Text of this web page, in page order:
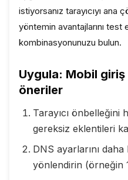
istiyorsanız tarayıcıyı ana
yöntemin avantajlarını
kombinasyonunuzu bulun.
Uygula: Mobil giriş
öneriler
Tarayıcı önbelleğini
gereksiz eklentileri
DNS ayarlarını daha
yönlendirin (örneğin